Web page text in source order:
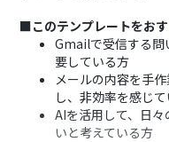
■このテンプレートをお
Gmailで受信する問
要している方
メールの内容を手
し、非効率を感じ
AIを活用して、日
いと考えている方